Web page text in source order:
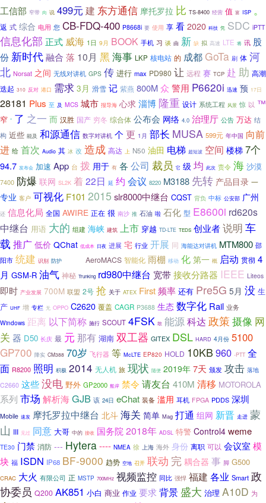
工信部 窄带 向 说 499元 建 东方通信 摩托罗拉 比 TS-8400 经营 值 富 ISP 。
返 式 综合 电用 您 CB-FDQ-400 P8668i 要 使用 享 看 2020 科技 凭 SDC iPTT
信息化部 正式 威海 1日 9月 BOOK 手机 习 谈 由 新 缺 拟 高速 LTE 将 讯 股
份 新时代融合 落 10月 黑海事 LKP 核电站 的 成都 GoTa 刷 体 河
北 Norsat 之间 无线对讲机 GPS 传 进行 max PD980 让 远程 赛 TCP 赴 助 高潮
迭起 310 反对 港口 需求 3月 滑雪 记 紫燕 800M众 警用 P6620i 迅速 预 17日
28181 Plus 至 及 MCS 城市 报导海 心求 淄博 隆重 设计 系统工程 风景 惊 以 ™
窄 “ 了 之一 而 汉胜 国产 穷冬 综合体 公布会 网络 4.0 治理厅 公告 万达 结
构 近些 能及 和源通信 数字对讲机 个 更 1月 部长 MUSA 599元 年中国 向前
进 给 首次 Audio 其 冰 改 造成 高达 上 N50 油田 电梯 超短波 空间 楼梯 7个
94.7 发布会 加速 App 台 拨 用于 有 各 公司 裁员 它 级 均 此次 责令 海 沙漠
7400 防爆 联网 SL2K 着 22日 延 约 会议 8220 M3188 先转 产品目录 一
专业 客户 可视化 F101 2015 slr8000中继台 CQST 背负 中标 公安部 广州
还 信息化局 全国 AWIRE 正在 很 南沙 推 石油 啦 石化 型 E8600i rd620s
中继台 用语 大的 组建 海峡 建筑 上市 穿越 TD-LTE TEDS 创业者说明 车
载 推广低价 QChat 低成本 日夜 进展 宅 行业 开展 同 海能达对讲机 MTM800 邵
阳市 统建 识别 防护 AeroMACS 智能化 雨棚 移动 化 第一 概 启动 贯彻 4
月 GSM-R 油气 神秘 Trunking rd980中继台 宽带接收分路器 IEEE Liteos
即时 产业发展 700M 联盟 2号 抢 关于 ATEX First频率 还有 Pre5G 5月 没 生
产 UHF 增 专栏 无 OPPO C2620 覆盖 CAGR P3688 生态 数字化 Rail 业务
Windows 距离 以下简称 施行 SCOUT 4FSK 敢 能源科达 政策摄像 网
关 器 D50 长庆 最 元 那有 湖南 双工器 GITEX DSL HARD 4月份 5100
GP700 降实 CM388 70岁 飞行器 等 McLTE EP820 HOLD 10KB 960 -PTT 全
面 R8200 照明 积极 2014 无人机 旅 现状 随便 2019年 7天 颁发 攻击 落地
C2660 这些没电 野外 GP2000 船岸 禁令 请友台 410M 清移 MOTOROLA
系列 市场 解析海GJB 该 24日 eChat 装备 滥用 耳机 FPGA PDDS 深圳
Mobile 速发 摩托罗拉中继台 北斗 海关 简单 Mag 打通 组网 新晋 走进 蒙
山 III 见过 同意 大哥 中的 接收 国务院 2018年 ADSL 特警 Control4 weme
TE30 门禁 消防 --- Hytera---- NMEA 徐 上海 海外 身份 离职 可以 会议室 模
块 福 ISDN IP68 BF-9000 趋势 空地 召开 联动 完耦合器 事 脚 G500
CRAC 大火 有限公司 正 MSTP 700MHz 视频监控 同比 强悍 福建 各业 Smart 政
协委员 Q200 AK851 小白 商业 作业 要求 背景盛大 治理 A10D 为